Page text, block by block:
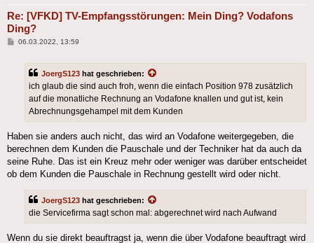
Re: [VFKD] TV-Empfangsstörungen: Mein Ding? Vodafons
Ding?
Beitrag
06.03.2022, 13:59
JoergS123 hat geschrieben:
ich glaub die sind auch froh, wenn die einfach Position 978 zusätzlich
auf die monatliche Rechnung an Vodafone knallen und gut ist, kein
Abrechnungsgehampel mit dem Kunden
Haben sie anders auch nicht, das wird an Vodafone weitergegeben, die
berechnen dem Kunden die Pauschale und der Techniker hat da auch da
seine Ruhe. Das ist ein Kreuz mehr oder weniger was darüber entscheidet
ob dem Kunden die Pauschale in Rechnung gestellt wird oder nicht.
JoergS123 hat geschrieben:
die Servicefirma sagt schon mal: abgerechnet wird nach Aufwand
Wenn du sie direkt beauftragst ja, wenn die über Vodafone beauftragt wird